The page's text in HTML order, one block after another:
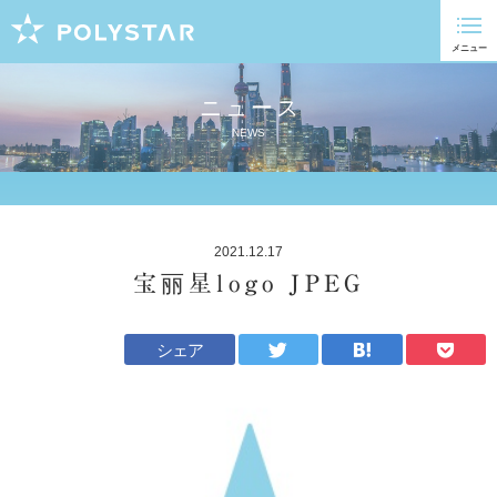
ニュース
NEWS
2021.12.17
宝丽星logo JPEG
シェア